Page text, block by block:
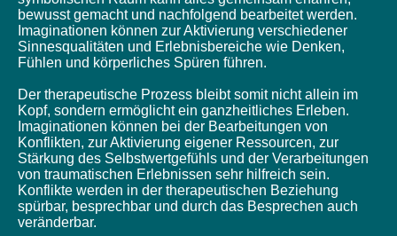
bewusst gemacht und nachfolgend bearbeitet werden.
Imaginationen können zur Aktivierung verschiedener
Sinnesqualitäten und Erlebnisbereiche wie Denken,
Fühlen und körperliches Spüren führen.
Der therapeutische Prozess bleibt somit nicht allein im
Kopf, sondern ermöglicht ein ganzheitliches Erleben.
Imaginationen können bei der Bearbeitungen von
Konflikten, zur Aktivierung eigener Ressourcen, zur
Stärkung des Selbstwertgefühls und der Verarbeitungen
von traumatischen Erlebnissen sehr hilfreich sein.
Konflikte werden in der therapeutischen Beziehung
spürbar, besprechbar und durch das Besprechen auch
veränderbar.